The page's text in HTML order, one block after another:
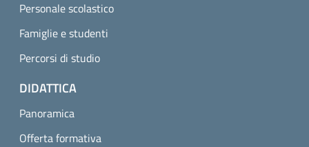
Personale scolastico
Famiglie e studenti
Percorsi di studio
DIDATTICA
Panoramica
Offerta formativa